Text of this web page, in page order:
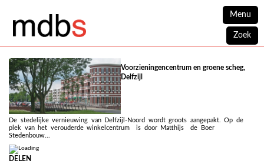
Menu
Zoek
Voorzieningencentrum en groene scheg,
Delfzijl
De stedelijke vernieuwing van Delfzijl-Noord wordt groots aangepakt. Op de
plek van het verouderde winkelcentrum is door Matthijs de Boer
Stedenbouw...
DELEN